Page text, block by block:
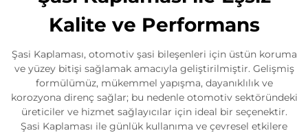
Kalite ve Performans
Şasi Kaplaması, otomotiv şasi bileşenleri için üstün koruma
ve yüzey bitişi sağlamak amacıyla geliştirilmiştir. Gelişmiş
formülümüz, mükemmel yapışma, dayanıklılık ve
korozyona direnç sağlar; bu nedenle otomotiv sektöründeki
üreticiler ve hizmet sağlayıcılar için ideal bir seçenektir.
Şasi Kaplaması ile günlük kullanıma ve çevresel etkilere